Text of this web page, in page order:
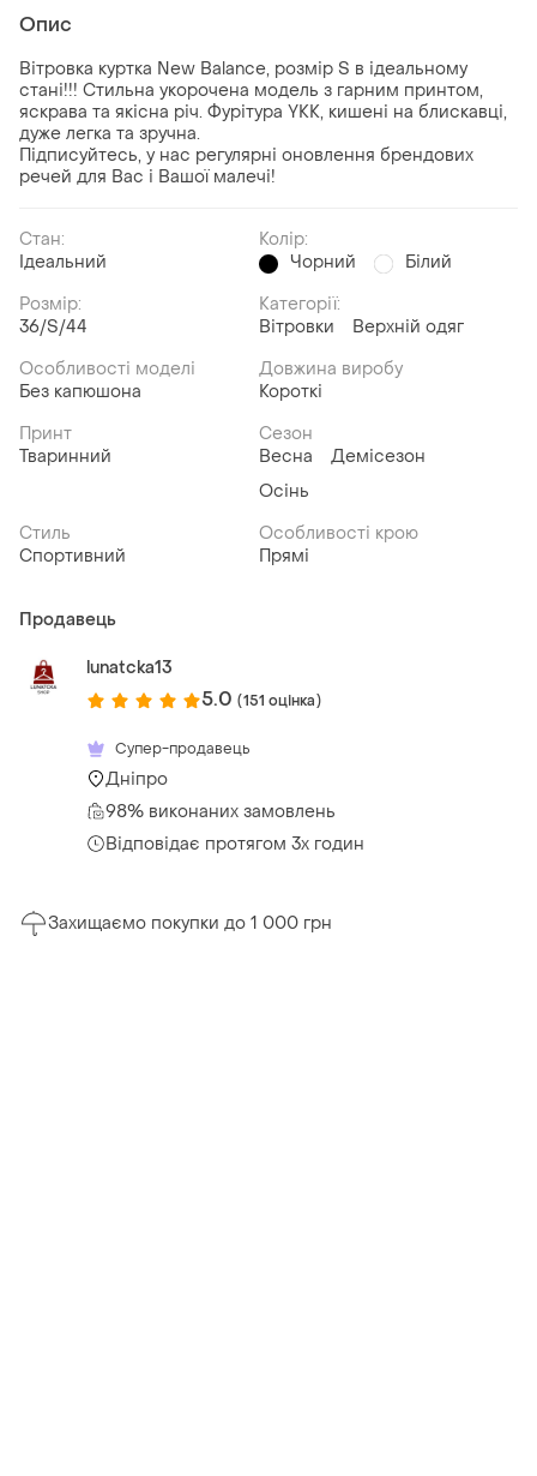
Опис
Вітровка куртка New Balance, розмір S в ідеальному
стані!!! Стильна укорочена модель з гарним принтом,
яскрава та якісна річ. Фурітура YKK, кишені на блискавці,
дуже легка та зручна.
Підписуйтесь, у нас регулярні оновлення брендових
речей для Вас і Вашої малечі!
Стан:
Ідеальний
Колір:
Чорний
Білий
Розмір:
36/S/44
Категорії:
Вітровки
Верхній одяг
Особливості моделі
Без капюшона
Довжина виробу
Короткі
Принт
Тваринний
Сезон
Весна
Демісезон
Осінь
Стиль
Спортивний
Особливості крою
Прямі
Продавець
lunatcka13
5.0 (151 оцінка)
Супер-продавець
Дніпро
98% виконаних замовлень
Відповідає протягом 3х годин
Захищаємо покупки до 1 000 грн